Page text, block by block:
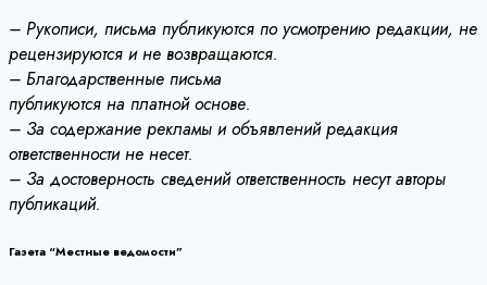
– Рукописи, письма публикуются по усмотрению редакции, не
рецензируются и не возвращаются.
– Благодарственные письма
публикуются на платной основе.
– За содержание рекламы и объявлений редакция
ответственности не несет.
– За достоверность сведений ответственность несут авторы
публикаций.
Газета “Местные ведомости”